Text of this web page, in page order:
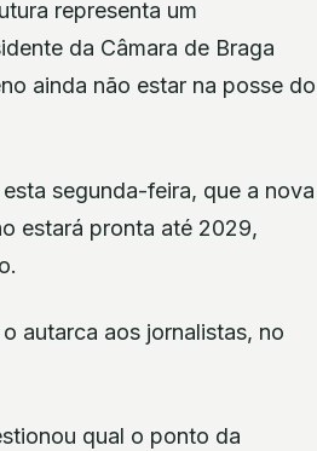
representa um
da Câmara de Braga
ainda não estar na posse do
segunda-feira, que a nova
estará pronta até 2029,
autarca aos jornalistas, no
qual o ponto da